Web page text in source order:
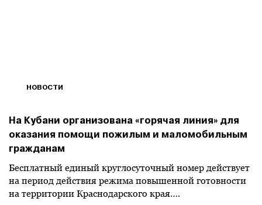
НОВОСТИ
На Кубани организована «горячая линия» для
оказания помощи пожилым и маломобильным
гражданам
Бесплатный единый круглосуточный номер действует
на период действия режима повышенной готовности
на территории Краснодарского края….